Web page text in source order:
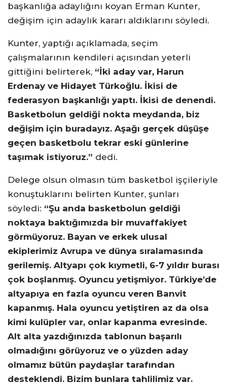
başkanlığa adaylığını koyan Erman Kunter,
değişim için adaylık kararı aldıklarını söyledi.
Kunter, yaptığı açıklamada, seçim
çalışmalarının kendileri açısından yeterli
gittiğini belirterek, “İki aday var, Harun
Erdenay ve Hidayet Türkoğlu. İkisi de
federasyon başkanlığı yaptı. İkisi de denendi.
Basketbolun geldiği nokta meydanda, biz
değişim için buradayız. Aşağı gerçek düşüşe
geçen basketbolu tekrar eski günlerine
taşımak istiyoruz.” dedi.
Delege olsun olmasın tüm basketbol işçileriyle
konuştuklarını belirten Kunter, şunları
söyledi: “Şu anda basketbolun geldiği
noktaya baktığımızda bir muvaffakiyet
görmüyoruz. Bayan ve erkek ulusal
ekiplerimiz Avrupa ve dünya sıralamasında
gerilemiş. Altyapı çok kıymetli, 6-7 yıldır burası
çok boşlanmış. Oyuncu yetişmiyor. Türkiye’de
altyapıya en fazla oyuncu veren Banvit
kapanmış. Hala oyuncu yetiştiren az da olsa
kimi kulüpler var, onlar kapanma evresinde.
Alt alta yazdığınızda tablonun başarılı
olmadığını görüyoruz ve o yüzden aday
olmamız bütün paydaşlar tarafından
desteklendi. Bizim bunlara tahlilimiz var.